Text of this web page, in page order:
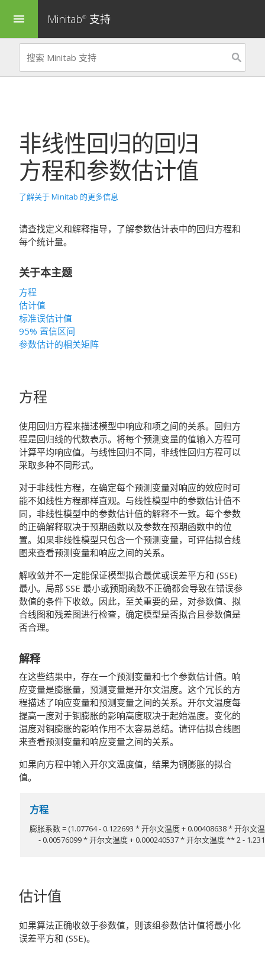
menu Minitab® 支持
非线性回归的回归
方程和参数估计值
了解关于 Minitab 的更多信息
请查找定义和解释指导，了解参数估计表中的回归方程和
每个统计量。
关于本主题
方程
估计值
标准误估计值
95% 置信区间
参数估计的相关矩阵
方程
使用回归方程来描述模型中响应和项之间的关系。回归方
程是回归线的代数表示。将每个预测变量的值输入方程可
计算平均响应值。与线性回归不同，非线性回归方程可以
采取多种不同形式。
对于非线性方程，在确定每个预测变量对响应的效应时可
能不如线性方程那样直观。与线性模型中的参数估计值不
同，非线性模型中的参数估计值的解释不一致。每个参数
的正确解释取决于预期函数以及参数在预期函数中的位
置。如果非线性模型只包含一个预测变量，可评估拟合线
图来查看预测变量和响应之间的关系。
解收敛并不一定能保证模型拟合最优或误差平方和 (SSE)
最小。局部 SSE 最小或预期函数不正确都会导致在错误参
数值的条件下收敛。因此，至关重要的是，对参数值、拟
合线图和残差图进行检查，确定模型是否拟合且参数值是
否合理。
解释
在这些结果中，存在一个预测变量和七个参数估计值。响
应变量是膨胀量，预测变量是开尔文温度。这个冗长的方
程描述了响应变量和预测变量之间的关系。开尔文温度每
提高一度对于铜膨胀的影响高度取决于起始温度。变化的
温度对铜膨胀的影响作用不太容易总结。请评估拟合线图
来查看预测变量和响应变量之间的关系。
如果向方程中输入开尔文温度值，结果为铜膨胀的拟合
值。
方程
膨胀系数 = (1.07764 - 0.122693 * 开尔文温度 + 0.00408638 * 开尔文
- 0.00576099 * 开尔文温度 + 0.000240537 * 开尔文温度 ** 2 -
估计值
如果算法正确收敛于参数值，则该组参数估计值将最小化
误差平方和 (SSE)。